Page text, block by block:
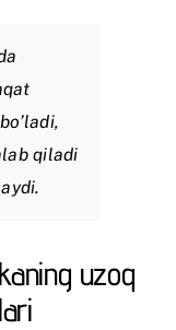
qiladi
uzoq